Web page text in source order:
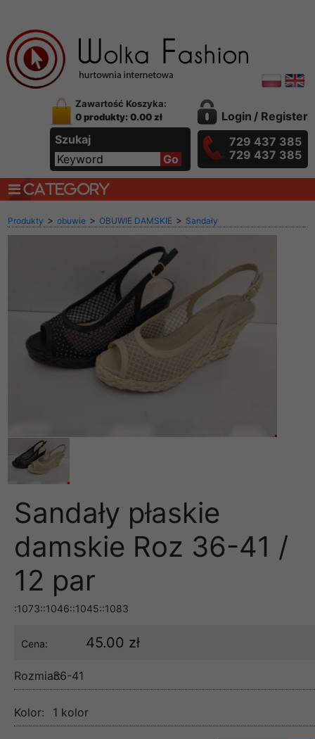
Zawartość Koszyka:
0 produkty: 0.00 zł
Szukaj
Login / Register
729 437 385
729 437 385
CATEGORY
Produkty > obuwie > OBUWIE DAMSKIE > Sandały
Sandały płaskie
damskie Roz 36-41 /
12 par
:1073::1046::1045::1083
Cena: 45.00 zł
Rozmiar:36-41
Kolor: 1 kolor